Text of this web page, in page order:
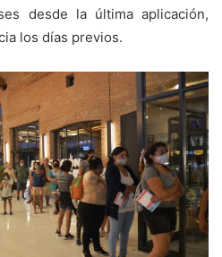
desde la última aplicación,
los días previos.